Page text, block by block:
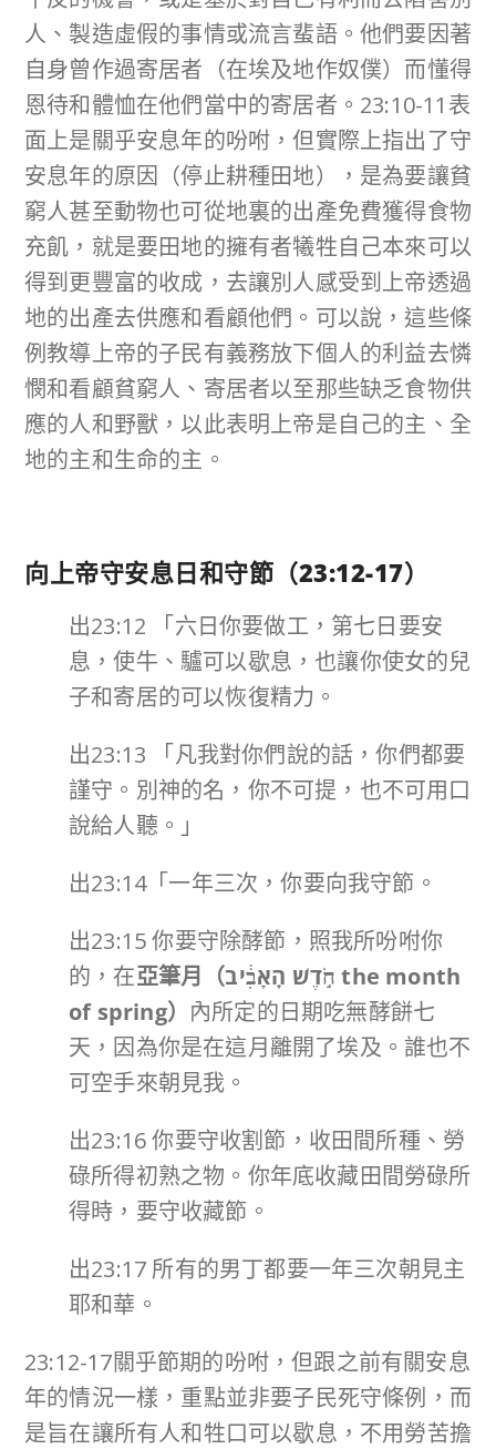
人、製造虛假的事情或流言蜚語。他們要因著
自身曾作過寄居者（在埃及地作奴僕）而懂得
恩待和體恤在他們當中的寄居者。23:10-11表
面上是關乎安息年的吩咐，但實際上指出了守
安息年的原因（停止耕種田地），是為要讓貧
窮人甚至動物也可從地裏的出產免費獲得食物
充飢，就是要田地的擁有者犧牲自己本來可以
得到更豐富的收成，去讓別人感受到上帝透過
地的出產去供應和看顧他們。可以說，這些條
例教導上帝的子民有義務放下個人的利益去憐
憫和看顧貧窮人、寄居者以至那些缺乏食物供
應的人和野獸，以此表明上帝是自己的主、全
地的主和生命的主。
向上帝守安息日和守節（23:12-17）
出23:12 「六日你要做工，第七日要安
息，使牛、驢可以歇息，也讓你使女的兒
子和寄居的可以恢復精力。
出23:13 「凡我對你們說的話，你們都要
謹守。別神的名，你不可提，也不可用口
說給人聽。」
出23:14「一年三次，你要向我守節。
出23:15 你要守除酵節，照我所吩咐你
的，在亞筆月（חֹ֣דֶשׁ הָֽאָבִ֔יב the month
of spring） 內所定的日期吃無酵餅七
天，因為你是在這月離開了埃及。誰也不
可空手來朝見我。
出23:16 你要守收割節，收田間所種、勞
碌所得初熟之物。你年底收藏田間勞碌所
得時，要守收藏節。
出23:17 所有的男丁都要一年三次朝見主
耶和華。
23:12-17關乎節期的吩咐，但跟之前有關安息
年的情況一樣，重點並非要子民死守條例，而
是旨在讓所有人和牲口可以歇息，不用勞苦擔